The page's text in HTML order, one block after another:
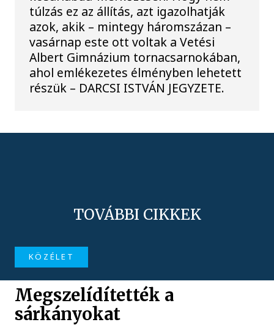
túlzás ez az állítás, azt igazolhatják
azok, akik – mintegy háromszázan –
vasárnap este ott voltak a Vetési
Albert Gimnázium tornacsarnokában,
ahol emlékezetes élményben lehetett
részük – DARCSI ISTVÁN JEGYZETE.
TOVÁBBI CIKKEK
KÖZÉLET
Megszelídítették a
sárkányokat